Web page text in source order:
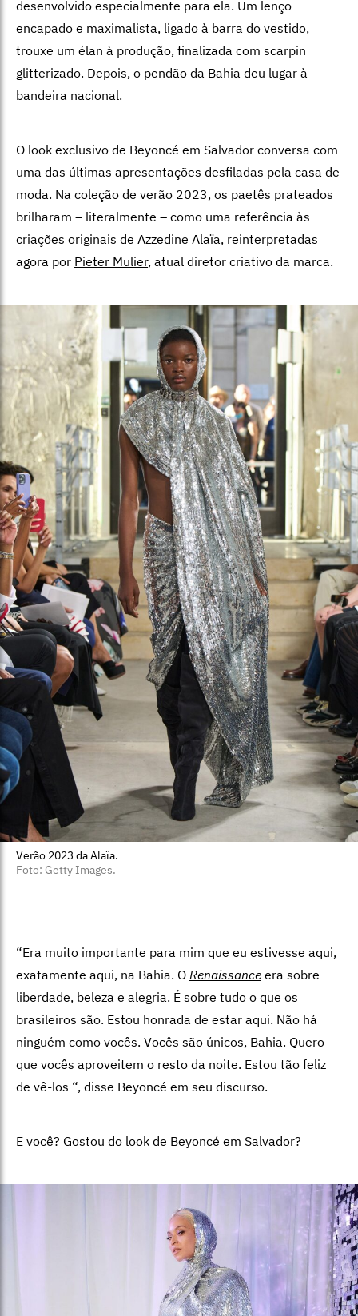
desenvolvido especialmente para ela. Um lenço
encapado e maximalista, ligado à barra do vestido,
trouxe um élan à produção, finalizada com scarpin
glitterizado. Depois, o pendão da Bahia deu lugar à
bandeira nacional.
O look exclusivo de Beyoncé em Salvador conversa com
uma das últimas apresentações desfiladas pela casa de
moda. Na coleção de verão 2023, os paetês prateados
brilharam – literalmente – como uma referência às
criações originais de Azzedine Alaïa, reinterpretadas
agora por Pieter Mulier, atual diretor criativo da marca.
Verão 2023 da Alaïa.
Foto: Getty Images.
“Era muito importante para mim que eu estivesse aqui,
exatamente aqui, na Bahia. O Renaissance era sobre
liberdade, beleza e alegria. É sobre tudo o que os
brasileiros são. Estou honrada de estar aqui. Não há
ninguém como vocês. Vocês são únicos, Bahia. Quero
que vocês aproveitem o resto da noite. Estou tão feliz
de vê-los “, disse Beyoncé em seu discurso.
E você? Gostou do look de Beyoncé em Salvador?